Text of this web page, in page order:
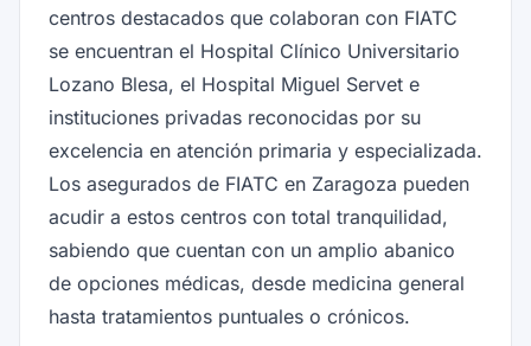
centros destacados que colaboran con FIATC
se encuentran el Hospital Clínico Universitario
Lozano Blesa, el Hospital Miguel Servet e
instituciones privadas reconocidas por su
excelencia en atención primaria y especializada.
Los asegurados de FIATC en Zaragoza pueden
acudir a estos centros con total tranquilidad,
sabiendo que cuentan con un amplio abanico
de opciones médicas, desde medicina general
hasta tratamientos puntuales o crónicos.